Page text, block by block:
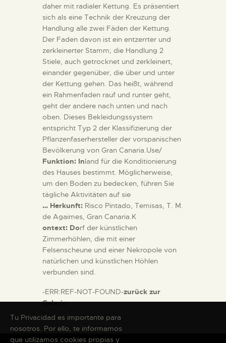
daher mit radialer Kettung. Es präsentiert
sich als eine Technik der Kreuzung der
Handlung alle zwei Fäden der Kettung.
Der Faden davon ist ein entzerrter und
zerkleinerter Stamm; die Handlung 2
Stiele, auch getrocknet und zerkleinert,
einander gegenüber, die über und unter
der Kettung gehen. Das heißt, während
ein Rahmenfaden rauf und runter geht,
geht der andere nach unten und nach
oben. Dieses Bekleidungssystem
entspricht Typ 2 der Klassifizierung der
Pflanzenfaserhersteller der vorspanischen
Bevölkerung von Gran Canaria.Use/
Funktion: Inland für die Konditionierung
des Hauses bestimmt. Möglicherweise,
um den Boden zu bedecken, führen Sie
tägliche Aktivitäten auf sie
… Herkunft: Risco Pintado, Temisas, T. M.
de Agaimes, Gran Canaria.K
ontext: Dorf der künstlichen
Zimmerhöhlen, die mit einer
Felsenscheune und einer Nekropole von
natürlichen und künstlichen Höhlen
verbunden sind.
-ERR:REF-NOT-FOUND-zurück zur
Galerie
Tu Privacidad es importante para
nosotros. Por ello, te informamos
que utilizamos cookies propias y